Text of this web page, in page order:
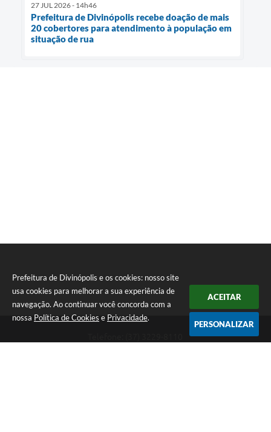
Prefeitura de Divinópolis e os cookies: nosso site
usa cookies para melhorar a sua experiência de
navegação. Ao continuar você concorda com a
nossa Política de Cookies e Privacidade.
ACEITAR
PERSONALIZAR
27 JUL 2026 - 14h46
Prefeitura de Divinópolis recebe doação de mais
20 cobertores para atendimento à população em
situação de rua